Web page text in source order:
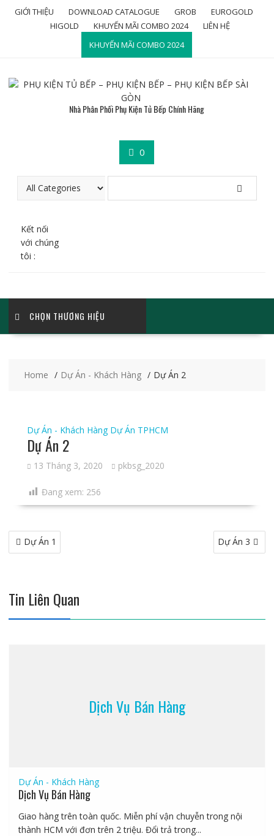
GIỚI THIỆU DOWNLOAD CATALOGUE GROB
EUROGOLD
HIGOLD
KHUYẾN MÃI COMBO 2024
LIÊN HỆ
KHUYẾN MÃI COMBO 2024
Nhà Phân Phối Phụ Kiện Tủ Bếp Chính Hãng
0
Kết nối
với chúng
tôi :
CHỌN THƯƠNG HIỆU
Home Dự Án - Khách Hàng Dự Án 2
Dự Án - Khách Hàng Dự Án TPHCM
Dự Án 2
13 Tháng 3, 2020 pkbsg_2020
Đang xem: 256
Điều
hướng
Dự Án 1 Dự Án 3
Tin Liên Quan
Dịch Vụ Bán Hàng
Dự Án - Khách Hàng
Dịch Vụ Bán Hàng
Giao hàng trên toàn quốc. Miễn phí vận chuyễn trong nội
thành HCM với đơn trên 2 triệu. Đổi trả trong...